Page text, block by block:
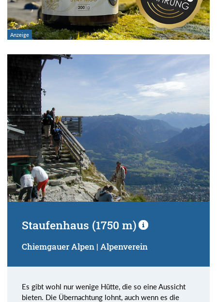
Staufenhaus (1750 m)
Chiemgauer Alpen | Alpenverein
Es gibt wohl nur wenige Hütte, die so eine Aussicht
bieten. Die Übernachtung lohnt, auch wenn es die